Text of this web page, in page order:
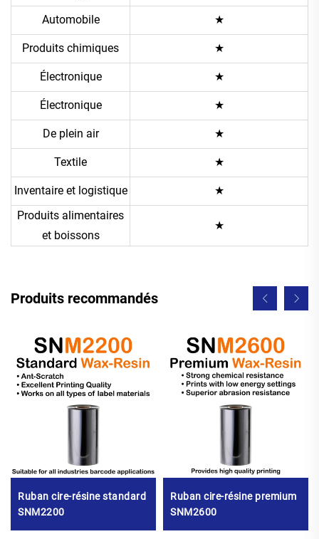
Automobile ★
Produits chimiques ★
Électronique ★
Électronique ★
De plein air ★
Textile ★
Inventaire et logistique
★
Produits alimentaires
et boissons
★
Produits recommandés
Ruban cire-résine standard
SNM2200
Ruban cire-résine premium
SNM2600